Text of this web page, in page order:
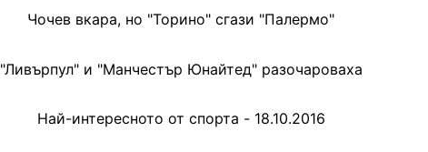
Чочев вкара, но "Торино" сгази "Палермо"
"Ливърпул" и "Манчестър Юнайтед" разочароваха
Най-интересното от спорта - 18.10.2016